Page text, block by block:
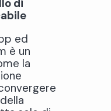
di
ed
è un
la